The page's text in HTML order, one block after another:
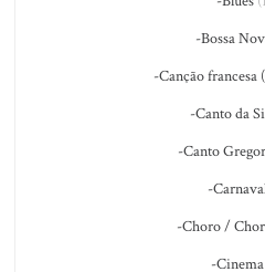
-Bossa
-Canção francesa
-Canto da
-Canto
-
-Choro /
-Cinema